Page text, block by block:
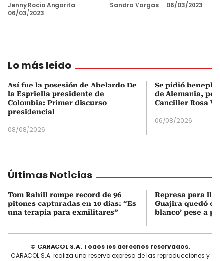
Jenny Rocio Angarita
06/03/2023
Sandra Vargas 06/03/2023
Lo más leído
Así fue la posesión de Abelardo De
la Espriella presidente de
Colombia: Primer discurso
presidencial
08/08/2026
Se pidió
de Alemania,
Canciller Rosa
06/08/2026
Últimas Noticias
Tom Rahill rompe record de 96
pitones capturadas en 10 días: “Es
una terapia para exmilitares”
Represa para
Guajira quedó en
blanco’ pese a
© CARACOL S.A. Todos los derechos reservados.
CARACOL S.A. realiza una reserva expresa de las reproducciones y